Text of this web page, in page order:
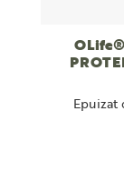
Epuizat